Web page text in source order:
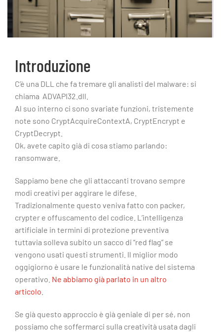
Introduzione
C’è una DLL che fa tremare gli analisti del malware: si
chiama ADVAPI32.dll.
Al suo interno ci sono svariate funzioni, tristemente
note sono CryptAcquireContextA, CryptEncrypt e
CryptDecrypt.
Ok, avete capito già di cosa stiamo parlando:
ransomware.
Sappiamo bene che gli attaccanti trovano sempre
modi creativi per aggirare le difese.
Tradizionalmente questo veniva fatto con packer,
crypter e offuscamento del codice. L’intelligenza
artificiale in termini di protezione preventiva
tuttavia solleva subito un sacco di “red flag” se
vengono usati questi strumenti. Il miglior modo
oggigiorno è usare le funzionalità native del sistema
operativo. Ne abbiamo già parlato in un altro
articolo
Se già questo approccio è già geniale di per sé, non
possiamo che soffermarci sulla creatività usata dagli